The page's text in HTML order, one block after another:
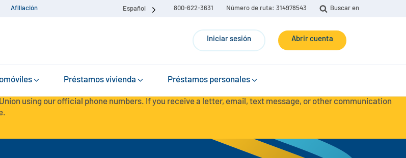
Afiliación Español 800-622-3631 Número de ruta: 314978543 Buscar en
Iniciar sesión Abrir cuenta
Préstamos vivienda Préstamos personales
using our official phone numbers. If you receive a letter, email, text message, or other communication